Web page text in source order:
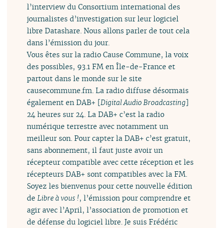
l’interview du Consortium international des
journalistes d’investigation sur leur logiciel
libre Datashare. Nous allons parler de tout cela
dans l’émission du jour.
Vous êtes sur la radio Cause Commune, la voix
des possibles, 93.1 FM en Île-de-France et
partout dans le monde sur le site
causecommune.fm. La radio diffuse désormais
également en DAB+ [Digital Audio Broadcasting]
24 heures sur 24. La DAB+ c’est la radio
numérique terrestre avec notamment un
meilleur son. Pour capter la DAB+ c’est gratuit,
sans abonnement, il faut juste avoir un
récepteur compatible avec cette réception et les
récepteurs DAB+ sont compatibles avec la FM.
Soyez les bienvenus pour cette nouvelle édition
de Libre à vous !, l’émission pour comprendre et
agir avec l’April, l’association de promotion et
de défense du logiciel libre. Je suis Frédéric